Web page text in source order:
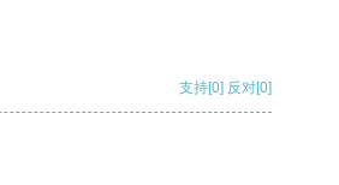
支持[0] 反对[0]